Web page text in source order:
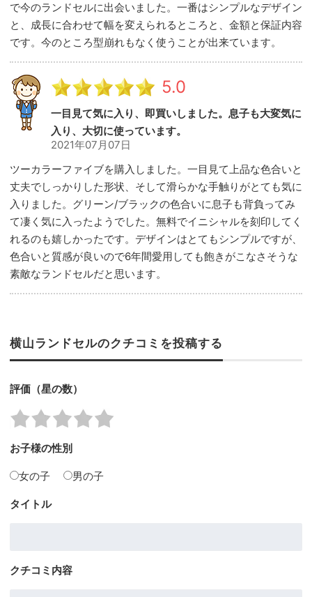
で今のランドセルに出会いました。一番はシンプルなデザイン
と、成長に合わせて幅を変えられるところと、金額と保証内容
です。今のところ型崩れもなく使うことが出来ています。
5.0
一目見て気に入り、即買いしました。息子も大変気に
入り、大切に使っています。
2021年07月07日
ツーカラーファイブを購入しました。一目見て上品な色合いと
丈夫でしっかりした形状、そして滑らかな手触りがとても気に
入りました。グリーン/ブラックの色合いに息子も背負ってみ
て凄く気に入ったようでした。無料でイニシャルを刻印してく
れるのも嬉しかったです。デザインはとてもシンプルですが、
色合いと質感が良いので6年間愛用しても飽きがこなさそうな
素敵なランドセルだと思います。
横山ランドセルのクチコミを投稿する
評価（星の数）
お子様の性別
女の子 男の子
タイトル
クチコミ内容